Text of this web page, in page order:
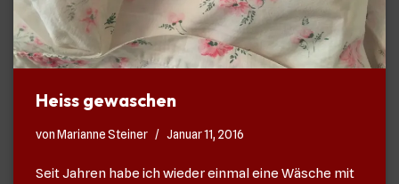
Heiss gewaschen
vonMarianne Steiner Januar 11, 2016
Seit Jahren habe ich wieder einmal eine Wäsche mit